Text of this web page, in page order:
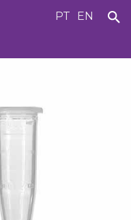
PT EN